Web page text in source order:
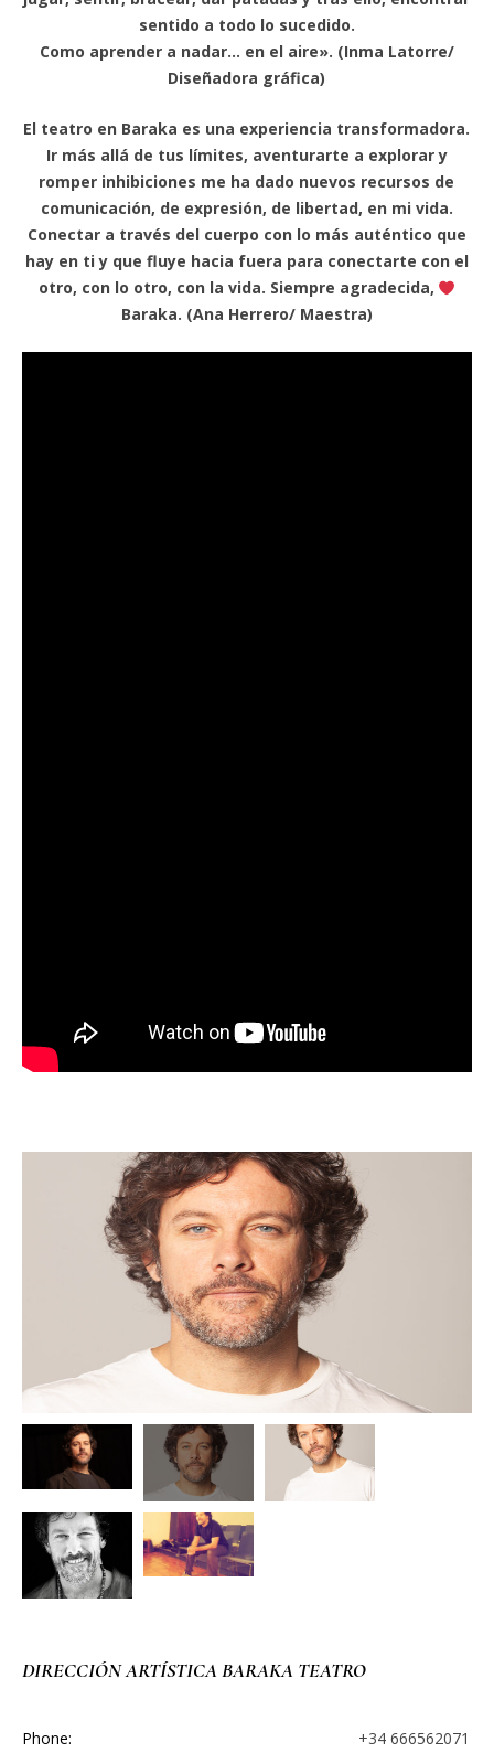
sentido a todo lo sucedido.
Como aprender a nadar… en el aire». (Inma Latorre/
Diseñadora gráfica)
El teatro en Baraka es una experiencia transformadora.
Ir más allá de tus límites, aventurarte a explorar y
romper inhibiciones me ha dado nuevos recursos de
comunicación, de expresión, de libertad, en mi vida.
Conectar a través del cuerpo con lo más auténtico que
hay en ti y que fluye hacia fuera para conectarte con el
otro, con lo otro, con la vida. Siempre agradecida,
Baraka. (Ana Herrero/ Maestra)
DIRECCIÓN ARTÍSTICA BARAKA TEATRO
Phone: +34 666562071